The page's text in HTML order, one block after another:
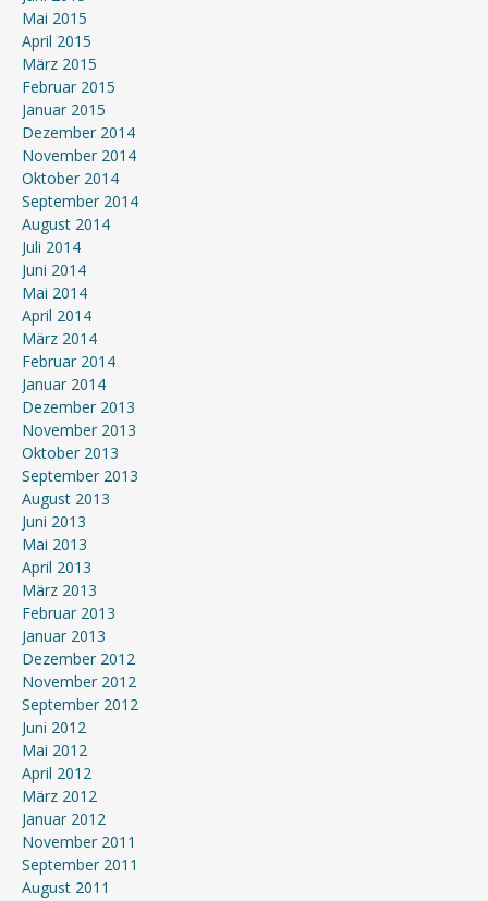
Mai 2015
April 2015
März 2015
Februar 2015
Januar 2015
Dezember 2014
November 2014
Oktober 2014
September 2014
August 2014
Juli 2014
Juni 2014
Mai 2014
April 2014
März 2014
Februar 2014
Januar 2014
Dezember 2013
November 2013
Oktober 2013
September 2013
August 2013
Juni 2013
Mai 2013
April 2013
März 2013
Februar 2013
Januar 2013
Dezember 2012
November 2012
September 2012
Juni 2012
Mai 2012
April 2012
März 2012
Januar 2012
November 2011
September 2011
August 2011